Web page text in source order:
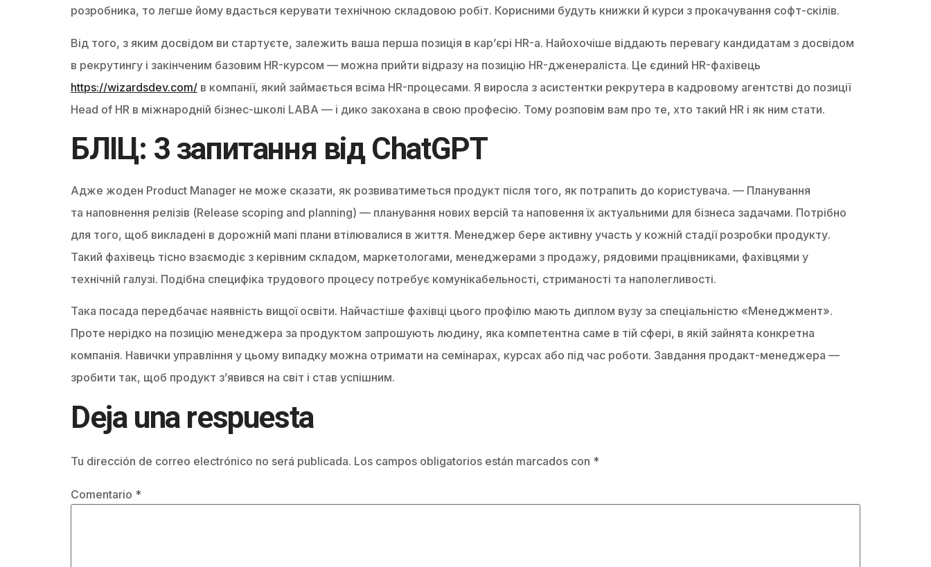
розробника, то легше йому вдасться керувати технічною складовою робіт. Корисними будуть книжки й курси з прокачування софт-скілів.
Від того, з яким досвідом ви стартуєте, залежить ваша перша позиція в кар’єрі HR-а. Найохочіше віддають перевагу кандидатам з досвідом
в рекрутингу і закінченим базовим HR-курсом — можна прийти відразу на позицію HR-дженераліста. Це єдиний HR-фахівець
https://wizardsdev.com/ в компанії, який займається всіма HR-процесами. Я виросла з асистентки рекрутера в кадровому агентстві до позиції
Head of HR в міжнародній бізнес-школі LABA — і дико закохана в свою професію. Тому розповім вам про те, хто такий HR і як ним стати.
БЛІЦ: 3 запитання від ChatGPT
Адже жоден Product Manager не може сказати, як розвиватиметься продукт після того, як потрапить до користувача. — Планування
та наповнення релізів (Release scoping and planning) — планування нових версій та наповення їх актуальними для бізнеса задачами. Потрібно
для того, щоб викладені в дорожній мапі плани втілювалися в життя. Менеджер бере активну участь у кожній стадії розробки продукту.
Такий фахівець тісно взаємодіє з керівним складом, маркетологами, менеджерами з продажу, рядовими працівниками, фахівцями у
технічній галузі. Подібна специфіка трудового процесу потребує комунікабельності, стриманості та наполегливості.
Така посада передбачає наявність вищої освіти. Найчастіше фахівці цього профілю мають диплом вузу за спеціальністю «Менеджмент».
Проте нерідко на позицію менеджера за продуктом запрошують людину, яка компетентна саме в тій сфері, в якій зайнята конкретна
компанія. Навички управління у цьому випадку можна отримати на семінарах, курсах або під час роботи. Завдання продакт-менеджера —
зробити так, щоб продукт з’явився на світ і став успішним.
Deja una respuesta
Tu dirección de correo electrónico no será publicada. Los campos obligatorios están marcados con *
Comentario *